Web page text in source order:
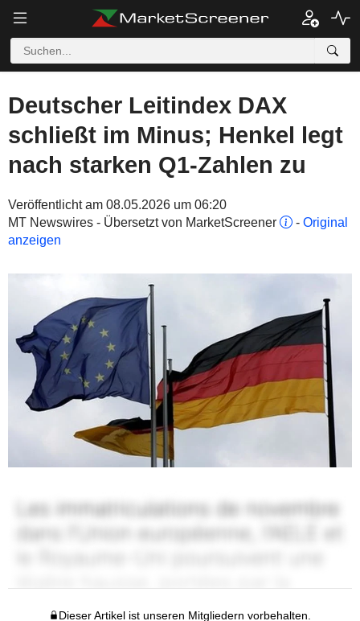
Deutscher Leitindex DAX
schließt im Minus; Henkel legt
nach starken Q1-Zahlen zu
Veröffentlicht am 08.05.2026 um 06:20
MT Newswires - Übersetzt von MarketScreener
- Original
anzeigen
Dieser Artikel ist unseren Mitgliedern vorbehalten.